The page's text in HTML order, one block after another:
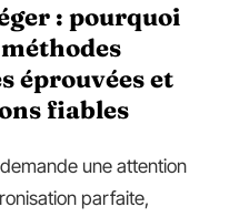
: pourquoi
éprouvées et
fiables
demande une attention
parfaite,